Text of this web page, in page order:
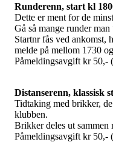
Runderenn, start kl
Dette er ment for de
Gå så mange runder
Startnr fås ved ankomst,
melde på mellom 1730
Påmeldingsavgift kr 50,-
Distanserenn, klassisk
Tidtaking med brikker,
klubben.
Brikker deles ut sammen
Påmeldingsavgift kr 50,-